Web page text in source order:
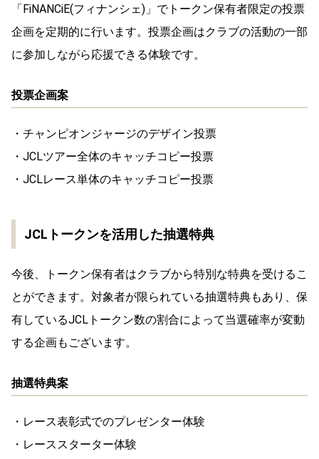
「FiNANCiE(フィナンシェ)」でトークン保有者限定の投票
企画を定期的に行います。投票企画はクラブの活動の一部
に参加しながら応援できる体験です。
投票企画案
・チャンピオンジャージのデザイン投票
・JCLツアー全体のキャッチコピー投票
・JCLレース単体のキャッチコピー投票
JCLトークンを活用した抽選特典
今後、トークン保有者はクラブから特別な特典を受けるこ
とができます。対象者が限られている抽選特典もあり、保
有しているJCLトークン数の割合によって当選確率が変動
する企画もございます。
抽選特典案
・レース表彰式でのプレゼンター体験
・レーススターター体験